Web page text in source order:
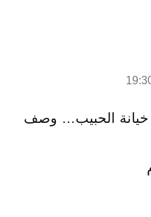
الحبيب… وصف